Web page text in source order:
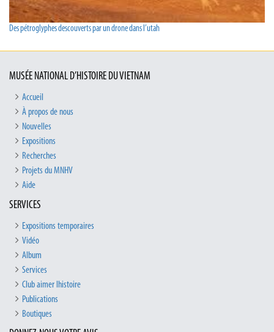
Des pétroglyphes descouverts par un drone dans l’utah
MUSÉE NATIONAL D’HISTOIRE DU VIETNAM
Accueil
À propos de nous
Nouvelles
Expositions
Recherches
Projets du MNHV
Aide
SERVICES
Expositions temporaires
Vidéo
Album
Services
Club aimer lhistoire
Publications
Boutiques